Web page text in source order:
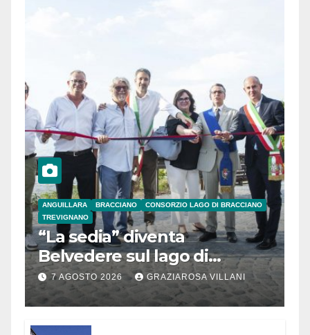
ANGUILLARA BRACCIANO
CONSORZIO LAGO DI BRACCIANO
TREVIGNANO
“La sedia” diventa
Belvedere sul lago di
Bracciano: ieri
l’inaugurazione
7 AGOSTO 2026 GRAZIAROSA VILLANI